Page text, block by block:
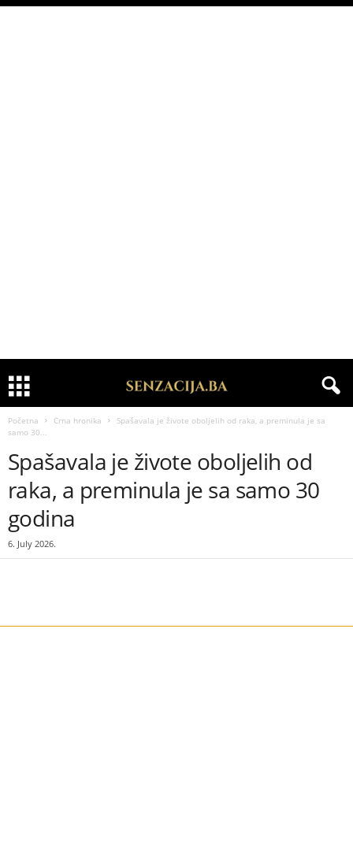
Početna Crna hronika
Spašavala je živote oboljelih od raka, a preminula je sa
samo 30...
Spašavala je živote oboljelih od
raka, a preminula je sa samo 30
godina
6. July 2026.